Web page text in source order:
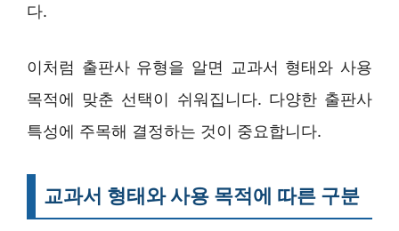
다.
이처럼 출판사 유형을 알면 교과서 형태와 사용
목적에 맞춘 선택이 쉬워집니다. 다양한 출판사
특성에 주목해 결정하는 것이 중요합니다.
교과서 형태와 사용 목적에 따른 구분